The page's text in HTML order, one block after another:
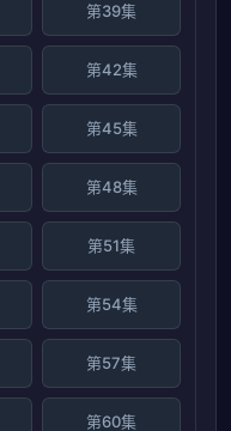
第39集
第42集
第45集
第48集
第51集
第54集
第57集
第60集